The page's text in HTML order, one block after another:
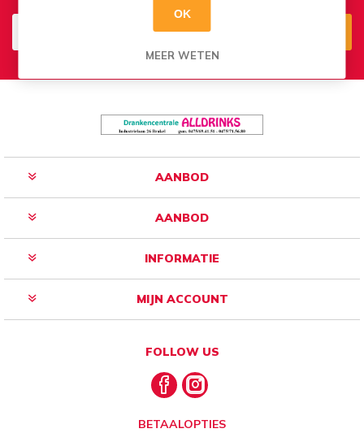
Opzeggen
AANBOD
AANBOD
INFORMATIE
MIJN ACCOUNT
FOLLOW US
BETAALOPTIES
OK
MEER WETEN